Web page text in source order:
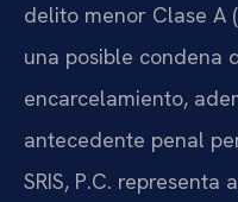
delito menor Clase A
una posible condena
encarcelamiento,
antecedente penal
SRIS, P.C.